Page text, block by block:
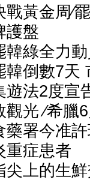
戰黃金周∕
護盤
韓綠全力
韓倒數7天
遊法2度宣
觀光 ∕希臘
藥署今准
重症患者
尖上的生